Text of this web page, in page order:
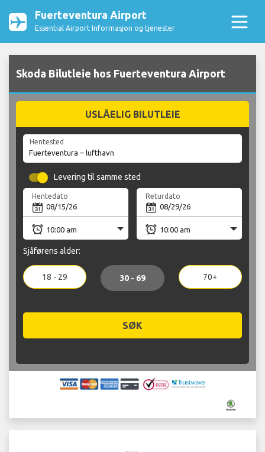
Fuerteventura Airport
Essential Airport Informasjon og tjenester
Skoda Bilutleie hos Fuerteventura Airport
USLÅELIG BILUTLEIE
Hentested
Levering til samme sted
Hentedato Returdato
Sjåførens alder:
18 - 29 30 - 69 70+
SØK